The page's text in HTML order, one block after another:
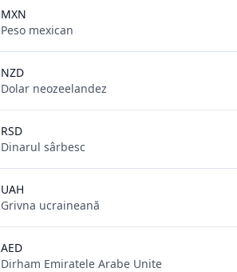
MXN
Peso mexican
NZD
Dolar neozeelandez
RSD
Dinarul sârbesc
UAH
Grivna ucraineană
AED
Dirham Emiratele Arabe Unite